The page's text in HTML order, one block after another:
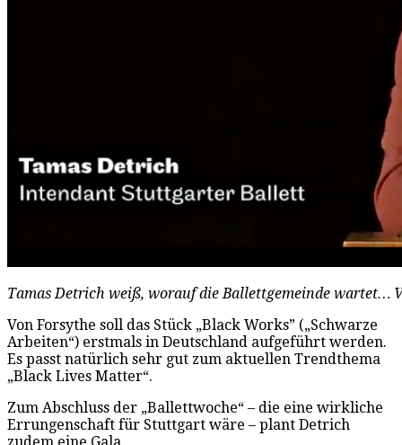
Tamas Detrich weiß, worauf die Ballettgemeinde wartet…
Von Forsythe soll das Stück „Black Works” („Schwarze
Arbeiten“) erstmals in Deutschland aufgeführt werden.
Es passt natürlich sehr gut zum aktuellen Trendthema
„Black Lives Matter“.
Zum Abschluss der „Ballettwoche“ – die eine wirkliche
Errungenschaft für Stuttgart wäre – plant Detrich